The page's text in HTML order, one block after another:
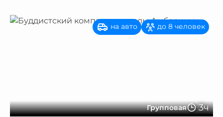
Групповая 3ч
на авто до 8 человек